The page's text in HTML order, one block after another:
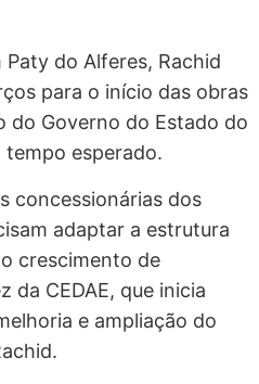
do Alferes, Rachid
para o início das obras
do Governo do Estado do
tempo esperado.
concessionárias dos
adaptar a estrutura
crescimento de
da CEDAE, que inicia
e ampliação do